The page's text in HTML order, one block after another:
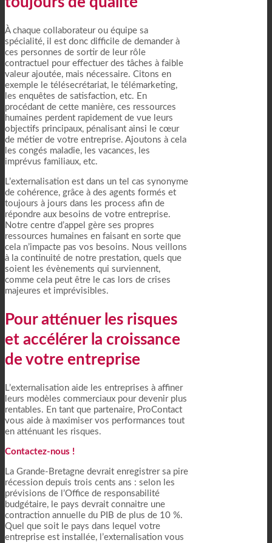
À chaque collaborateur ou équipe sa
spécialité, il est donc difficile de demander à
ces personnes de sortir de leur rôle
contractuel pour effectuer des tâches à faible
valeur ajoutée, mais nécessaire. Citons en
exemple le télésecrétariat, le télémarketing,
les enquêtes de satisfaction, etc. En
procédant de cette manière, ces ressources
humaines perdent rapidement de vue leurs
objectifs principaux, pénalisant ainsi le cœur
de métier de votre entreprise. Ajoutons à cela
les congés maladie, les vacances, les
imprévus familiaux, etc.
L’externalisation est dans un tel cas synonyme
de cohérence, grâce à des agents formés et
toujours à jours dans les process afin de
répondre aux besoins de votre entreprise.
Notre centre d’appel gère ses propres
ressources humaines en faisant en sorte que
cela n’impacte pas vos besoins. Nous veillons
à la continuité de notre prestation, quels que
soient les évènements qui surviennent,
comme cela peut être le cas lors de crises
majeures et imprévisibles.
Pour atténuer les risques
et accélérer la croissance
de votre entreprise
L’externalisation aide les entreprises à affiner
leurs modèles commerciaux pour devenir plus
rentables. En tant que partenaire, ProContact
vous aide à maximiser vos performances tout
en atténuant les risques.
Contactez-nous !
La Grande-Bretagne devrait enregistrer sa pire
récession depuis trois cents ans : selon les
prévisions de l’Office de responsabilité
budgétaire, le pays devrait connaitre une
contraction annuelle du PIB de plus de 10 %.
Quel que soit le pays dans lequel votre
entreprise est installée, l’externalisation vous